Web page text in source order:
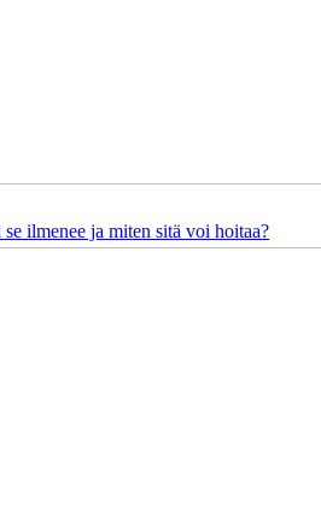
ilmenee ja miten sitä voi hoitaa?